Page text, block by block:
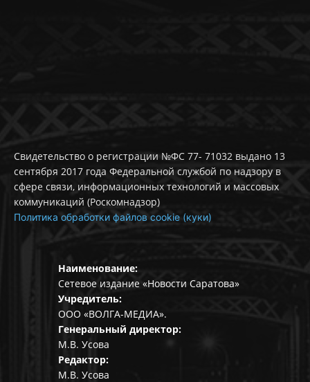
Свидетельство о регистрации №ФС 77- 71032 выдано 13
сентября 2017 года Федеральной службой по надзору в
сфере связи, информационных технологий и массовых
коммуникаций (Роскомнадзор)
Политика обработки файлов cookie (куки)
Наименование:
Сетевое издание «Новости Саратова»
Учредитель:
ООО «ВОЛГА-МЕДИА».
Генеральный директор:
М.В. Усова
Редактор:
М.В. Усова